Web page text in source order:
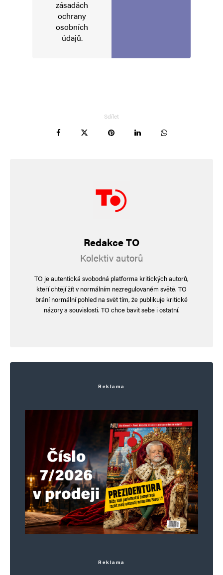
zásadách
ochrany
osobních
údajů.
Sdílet
Redakce TO
Kolektiv autorů
TO je autentická svobodná platforma kritických autorů,
kteří chtějí žít v normálním nezregulovaném světě. TO
brání normální pohled na svět tím, že publikuje kritické
názory a souvislosti. TO chce bavit sebe i ostatní.
Reklama
Reklama